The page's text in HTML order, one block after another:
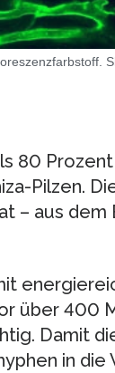
80
Pilzen.
– aus dem
über 400
Damit
in die